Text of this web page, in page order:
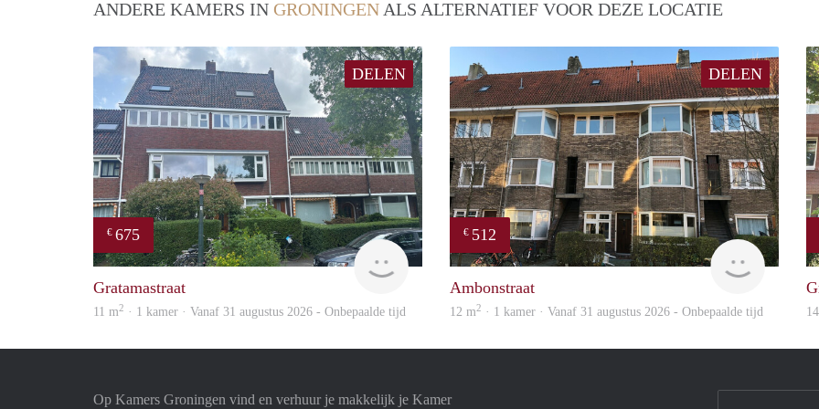
ANDERE KAMERS IN GRONINGEN ALS ALTERNATIEF VOOR DEZE LOCATIE
DELEN
€ 675
GrunoVerhuur
Gratamastraat
11 m2 · 1 kamer · Vanaf 31 augustus 2026 - Onbepaalde tijd
DELEN
€ 512
Ambonstraat
12 m2 · 1 kamer · Vanaf 31 augustus 2026 - Onbepaalde tijd
Op Kamers Groningen vind en verhuur je makkelijk je Kamer